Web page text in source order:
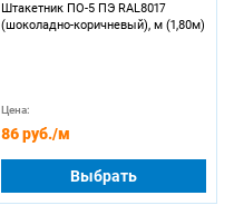
Штакетник ПО-5 ПЭ RAL8017
(шоколадно-коричневый), м (1,80м)
Цена:
86 руб./м
Выбрать